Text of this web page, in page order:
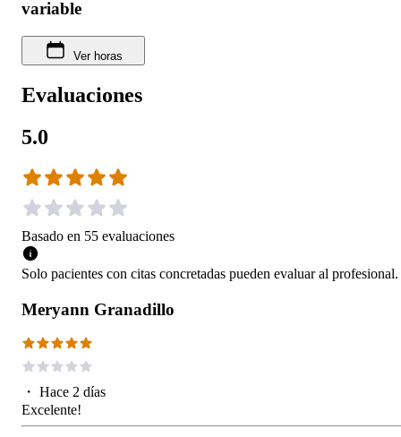
variable
Ver horas
Evaluaciones
5.0
Basado en 55 evaluaciones
Solo pacientes con citas concretadas pueden evaluar al profesional.
Meryann Granadillo
・ Hace 2 días
Excelente!